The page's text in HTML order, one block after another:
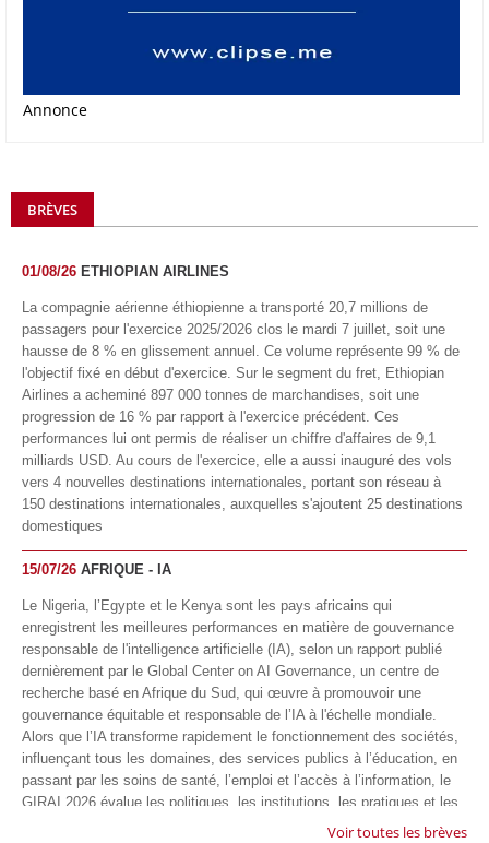
Annonce
BRÈVES
01/08/26 ETHIOPIAN AIRLINES
La compagnie aérienne éthiopienne a transporté 20,7 millions de
passagers pour l'exercice 2025/2026 clos le mardi 7 juillet, soit une
hausse de 8 % en glissement annuel. Ce volume représente 99 % de
l'objectif fixé en début d'exercice. Sur le segment du fret, Ethiopian
Airlines a acheminé 897 000 tonnes de marchandises, soit une
progression de 16 % par rapport à l'exercice précédent. Ces
performances lui ont permis de réaliser un chiffre d'affaires de 9,1
milliards USD. Au cours de l'exercice, elle a aussi inauguré des vols
vers 4 nouvelles destinations internationales, portant son réseau à
150 destinations internationales, auxquelles s'ajoutent 25 destinations
domestiques
15/07/26 AFRIQUE - IA
Le Nigeria, l’Egypte et le Kenya sont les pays africains qui
enregistrent les meilleures performances en matière de gouvernance
responsable de l'intelligence artificielle (IA), selon un rapport publié
dernièrement par le Global Center on AI Governance, un centre de
recherche basé en Afrique du Sud, qui œuvre à promouvoir une
gouvernance équitable et responsable de l’IA à l'échelle mondiale.
Alors que l’IA transforme rapidement le fonctionnement des sociétés,
influençant tous les domaines, des services publics à l’éducation, en
passant par les soins de santé, l’emploi et l’accès à l’information, le
GIRAI 2026 évalue les politiques, les institutions, les pratiques et les
conditions générales de gouvernance qui favorisent un déploiement
Voir toutes les brèves